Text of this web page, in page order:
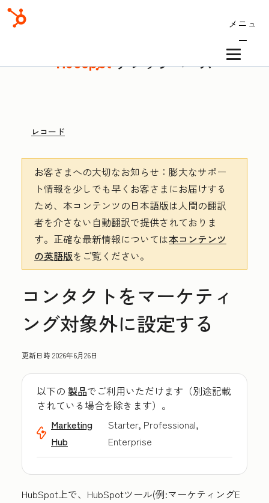
メニュ
ー
ナレッジベース
レコード
お客さまへの大切なお知らせ ：膨大なサポー
ト情報を少しでも早くお客さまにお届けする
ため、本コンテンツの日本語版は人間の翻訳
者を介さない自動翻訳で提供されておりま
す。 正確な最新情報については本コンテンツ
の英語版をご覧ください。
コンタクトをマーケティ
ング対象外に設定する
更新日時2026年6月26日
以下の 製品でご利用いただけます（別途記載
されている場合を除きます）。
Marketing
Hub
Starter, Professional,
Enterprise
HubSpot上で、HubSpotツール(例:マーケティングE